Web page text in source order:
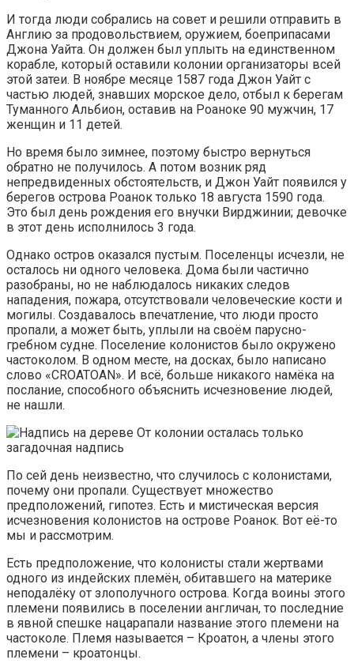
И тогда люди собрались на совет и решили отправить в
Англию за продовольствием, оружием, боеприпасами
Джона Уайта. Он должен был уплыть на единственном
корабле, который оставили колонии организаторы всей
этой затеи. В ноябре месяце 1587 года Джон Уайт с
частью людей, знавших морское дело, отбыл к берегам
Туманного Альбион, оставив на Роаноке 90 мужчин, 17
женщин и 11 детей.
Но время было зимнее, поэтому быстро вернуться
обратно не получилось. А потом возник ряд
непредвиденных обстоятельств, и Джон Уайт появился у
берегов острова Роанок только 18 августа 1590 года.
Это был день рождения его внучки Вирджинии; девочке
в этот день исполнилось 3 года.
Однако остров оказался пустым. Поселенцы исчезли, не
осталось ни одного человека. Дома были частично
разобраны, но не наблюдалось никаких следов
нападения, пожара, отсутствовали человеческие кости и
могилы. Создавалось впечатление, что люди просто
пропали, а может быть, уплыли на своём парусно-
гребном судне. Поселение колонистов было окружено
частоколом. В одном месте, на досках, было написано
слово «CROATOAN». И всё, больше никакого намёка на
послание, способного объяснить исчезновение людей,
не нашли.
От колонии осталась только
загадочная надпись
По сей день неизвестно, что случилось с колонистами,
почему они пропали. Существует множество
предположений, гипотез. Есть и мистическая версия
исчезновения колонистов на острове Роанок. Вот её-то
мы и рассмотрим.
Есть предположение, что колонисты стали жертвами
одного из индейских племён, обитавшего на материке
неподалёку от злополучного острова. Когда воины этого
племени появились в поселении англичан, то последние
в явной спешке нацарапали название этого племени на
частоколе. Племя называется – Кроатон, а члены этого
племени – кроатонцы.